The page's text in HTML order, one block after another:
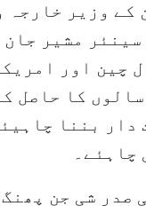
کے وزیر خارجہ
مشیر
چین اور
45ویں سالگرہ ہے۔ 45
دار بننا
چاہئے۔
صدر شی جن